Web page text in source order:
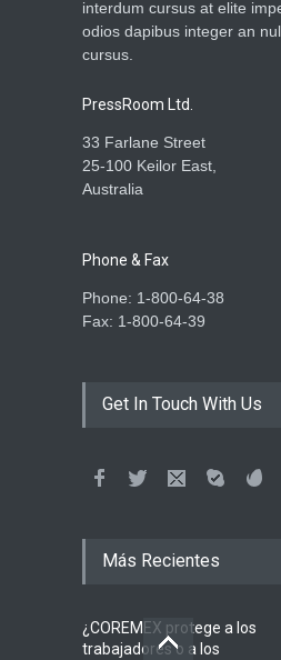
interdum cursus at elite
odios dapibus integer an
cursus.
PressRoom Ltd.
33 Farlane Street
25-100 Keilor East,
Australia
Phone & Fax
Phone: 1-800-64-38
Fax: 1-800-64-39
Get In Touch With Us
Más Recientes
¿COREMEX protege a los
trabajadores o a los